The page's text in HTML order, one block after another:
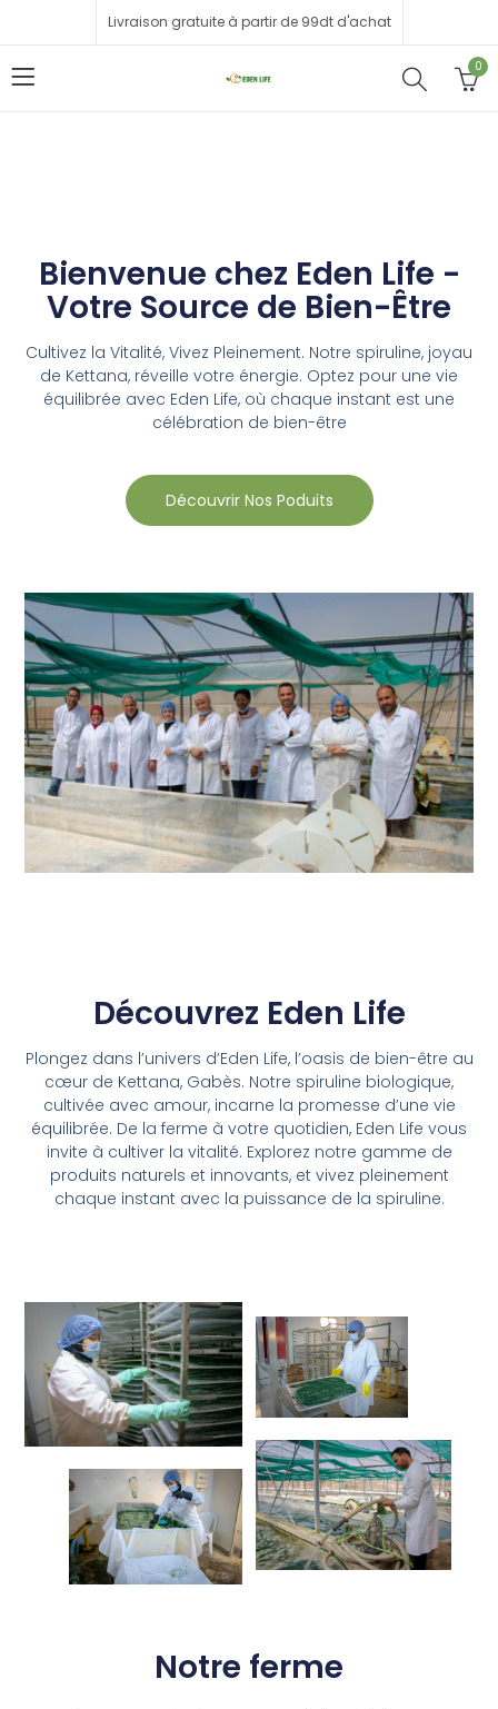
Livraison gratuite à partir de 99dt d'achat
0
Bienvenue chez Eden Life -
Votre Source de Bien-Être
Cultivez la Vitalité, Vivez Pleinement. Notre spiruline, joyau
de Kettana, réveille votre énergie. Optez pour une vie
équilibrée avec Eden Life, où chaque instant est une
célébration de bien-être
Découvrir Nos Poduits
Découvrez Eden Life
Plongez dans l’univers d’Eden Life, l’oasis de bien-être au
cœur de Kettana, Gabès. Notre spiruline biologique,
cultivée avec amour, incarne la promesse d’une vie
équilibrée. De la ferme à votre quotidien, Eden Life vous
invite à cultiver la vitalité. Explorez notre gamme de
produits naturels et innovants, et vivez pleinement
chaque instant avec la puissance de la spiruline.
Notre ferme